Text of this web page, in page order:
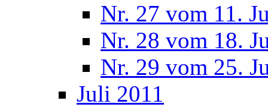
Nr. 27 vom 11.
Nr. 28 vom 18.
Nr. 29 vom 25.
Juli 2011